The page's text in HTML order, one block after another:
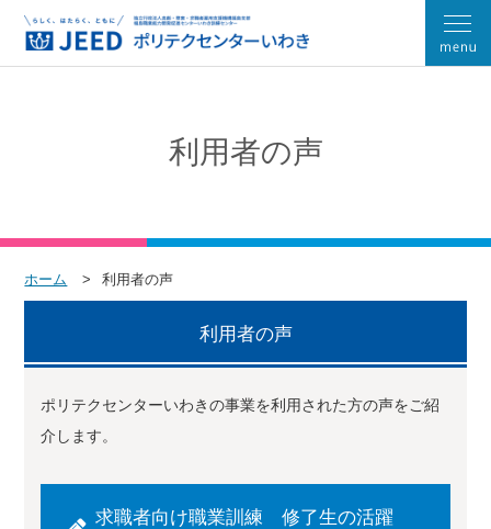
利用者の声
ホーム 利用者の声
利用者の声
ポリテクセンターいわきの事業を利用された方の声をご紹
介します。
求職者向け職業訓練 修了生の活躍